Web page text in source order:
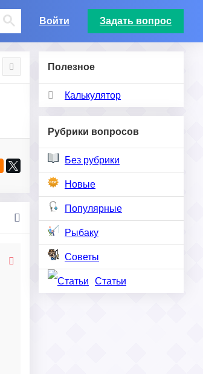
Войти Задать вопрос
Полезное
Калькулятор
Рубрики вопросов
Без рубрики
Новые
Популярные
Рыбаку
Советы
Статьи